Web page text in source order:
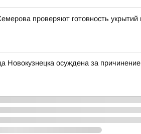
проверяют готовность
Новокузнецка осуждена за